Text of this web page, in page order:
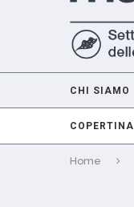
CHI SIAMO
COPERTINA
Home